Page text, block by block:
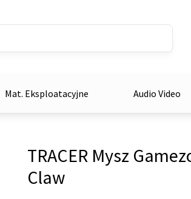
Mat. Eksploatacyjne Audio Video
TRACER Mysz
Claw